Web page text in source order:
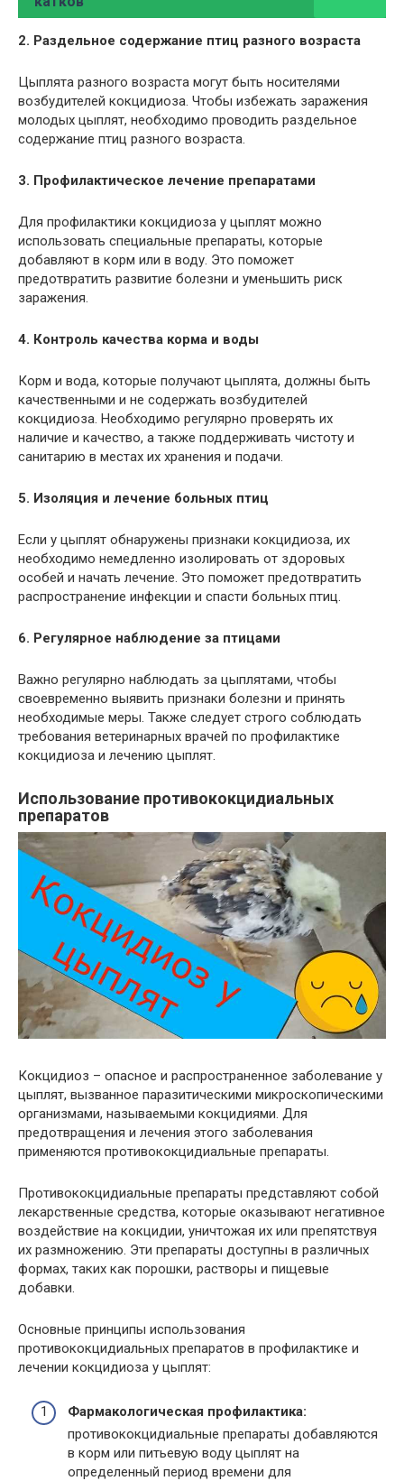
2. Раздельное содержание птиц разного возраста
Цыплята разного возраста могут быть носителями
возбудителей кокцидиоза. Чтобы избежать заражения
молодых цыплят, необходимо проводить раздельное
содержание птиц разного возраста.
3. Профилактическое лечение препаратами
Для профилактики кокцидиоза у цыплят можно
использовать специальные препараты, которые
добавляют в корм или в воду. Это поможет
предотвратить развитие болезни и уменьшить риск
заражения.
4. Контроль качества корма и воды
Корм и вода, которые получают цыплята, должны быть
качественными и не содержать возбудителей
кокцидиоза. Необходимо регулярно проверять их
наличие и качество, а также поддерживать чистоту и
санитарию в местах их хранения и подачи.
5. Изоляция и лечение больных птиц
Если у цыплят обнаружены признаки кокцидиоза, их
необходимо немедленно изолировать от здоровых
особей и начать лечение. Это поможет предотвратить
распространение инфекции и спасти больных птиц.
6. Регулярное наблюдение за птицами
Важно регулярно наблюдать за цыплятами, чтобы
своевременно выявить признаки болезни и принять
необходимые меры. Также следует строго соблюдать
требования ветеринарных врачей по профилактике
кокцидиоза и лечению цыплят.
Использование противококцидиальных
препаратов
Кокцидиоз – опасное и распространенное заболевание у
цыплят, вызванное паразитическими микроскопическими
организмами, называемыми кокцидиями. Для
предотвращения и лечения этого заболевания
применяются противококцидиальные препараты.
Противококцидиальные препараты представляют собой
лекарственные средства, которые оказывают негативное
воздействие на кокцидии, уничтожая их или препятствуя
их размножению. Эти препараты доступны в различных
формах, таких как порошки, растворы и пищевые
добавки.
Основные принципы использования
противококцидиальных препаратов в профилактике и
лечении кокцидиоза у цыплят:
Фармакологическая профилактика:
противококцидиальные препараты добавляются
в корм или питьевую воду цыплят на
определенный период времени для